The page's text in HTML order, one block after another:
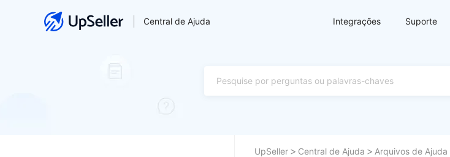
Central de Ajuda Integrações Suporte
UpSeller Central de Ajuda Arquivos de Ajuda